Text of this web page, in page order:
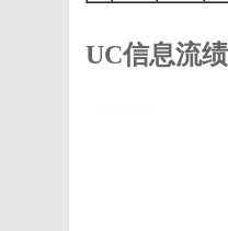
UC信息流